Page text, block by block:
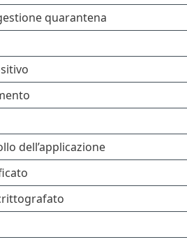
quarantena
dell’applicazione